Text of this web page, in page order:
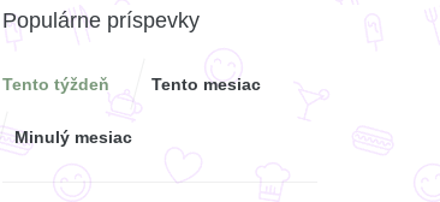
Populárne príspevky
Tento týždeň Tento mesiac
Minulý mesiac